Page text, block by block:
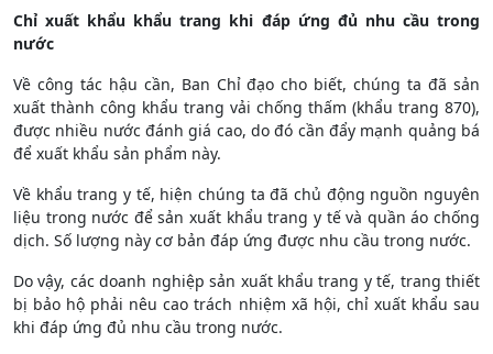
Chỉ xuất khẩu khẩu trang khi đáp ứng đủ nhu cầu trong
nước
Về công tác hậu cần, Ban Chỉ đạo cho biết, chúng ta đã sản
xuất thành công khẩu trang vải chống thấm (khẩu trang 870),
được nhiều nước đánh giá cao, do đó cần đẩy mạnh quảng bá
để xuất khẩu sản phẩm này.
Về khẩu trang y tế, hiện chúng ta đã chủ động nguồn nguyên
liệu trong nước để sản xuất khẩu trang y tế và quần áo chống
dịch. Số lượng này cơ bản đáp ứng được nhu cầu trong nước.
Do vậy, các doanh nghiệp sản xuất khẩu trang y tế, trang thiết
bị bảo hộ phải nêu cao trách nhiệm xã hội, chỉ xuất khẩu sau
khi đáp ứng đủ nhu cầu trong nước.